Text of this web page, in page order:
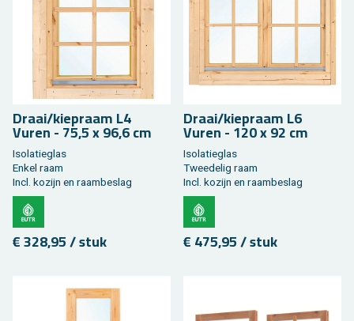
Draai/kie­praam L4
Vuren - 75,5 x 96,6 cm
Iso­la­tieglas
Enkel raam
Incl. ko­zijn en raam­be­slag
€ 328,95 / stuk
Draai/kie­praam L6
Vuren - 120 x 92 cm
Iso­la­tieglas
Twee­de­lig raam
Incl. ko­zijn en raam­be­slag
€ 475,95 / stuk